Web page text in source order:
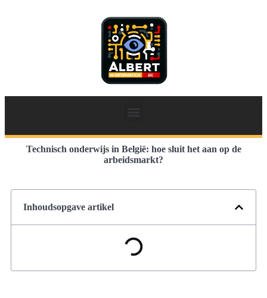
Technisch onderwijs in België: hoe sluit het aan op de
arbeidsmarkt?
Inhoudsopgave artikel